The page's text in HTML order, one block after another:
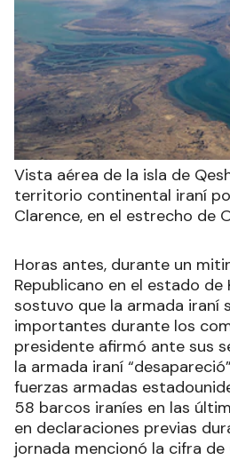
Vista aérea de la isla de
territorio continental iraní
Clarence, en el estrecho de
Horas antes, durante un
Republicano en el estado de
sostuvo que la armada iraní
importantes durante los
presidente afirmó ante sus
la armada iraní
fuerzas armadas
58 barcos iraníes en las
en declaraciones previas
jornada mencionó la cifra